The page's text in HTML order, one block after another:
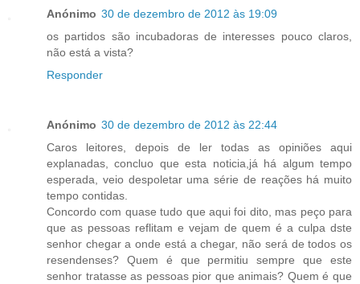
Anónimo 30 de dezembro de 2012 às 19:09
os partidos são incubadoras de interesses pouco claros,
não está a vista?
Responder
Anónimo 30 de dezembro de 2012 às 22:44
Caros leitores, depois de ler todas as opiniões aqui
explanadas, concluo que esta noticia,já há algum tempo
esperada, veio despoletar uma série de reações há muito
tempo contidas.
Concordo com quase tudo que aqui foi dito, mas peço para
que as pessoas reflitam e vejam de quem é a culpa dste
senhor chegar a onde está a chegar, não será de todos os
resendenses? Quem é que permitiu sempre que este
senhor tratasse as pessoas pior que animais? Quem é que